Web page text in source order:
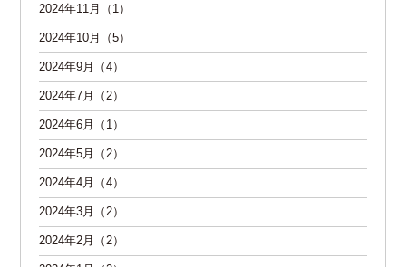
2024年11月（1）
2024年10月（5）
2024年9月（4）
2024年7月（2）
2024年6月（1）
2024年5月（2）
2024年4月（4）
2024年3月（2）
2024年2月（2）